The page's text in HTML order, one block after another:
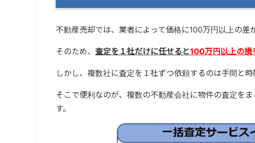
不動産売却では、業者によって価格に100万円以上の差
そのため、 査定を１社だけに任せると100万円以上の損
しかし、複数社に査定を１社ずつ依頼するのは手間と時
そこで便利なのが、複数の不動産会社に物件の査定を
す。